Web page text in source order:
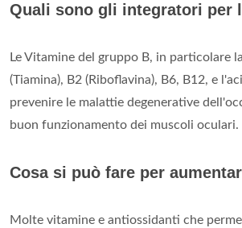
Quali sono gli integratori per
Le Vitamine del gruppo B, in particolare
(Tiamina), B2 (Riboflavina), B6, B12, e
prevenire le malattie degenerative
buon funzionamento dei muscoli oculari.
Cosa si può fare per
Molte vitamine e antiossidanti che